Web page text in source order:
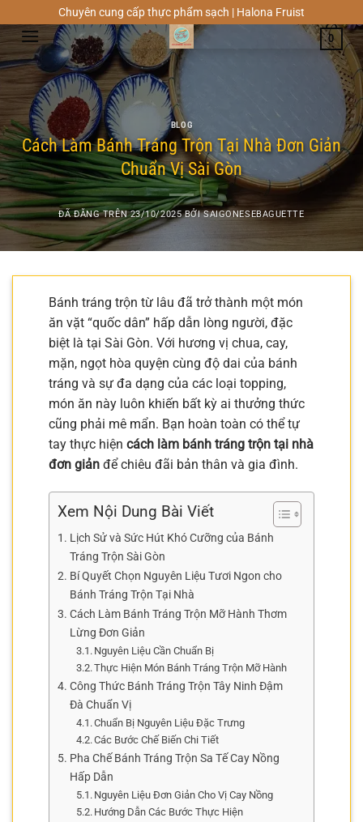
đến
nội
dung
Chuyên cung cấp thực phẩm sạch | Halona Fruist
0
BLOG
Cách Làm Bánh Tráng Trộn Tại Nhà Đơn Giản
Chuẩn Vị Sài Gòn
ĐÃ ĐĂNG TRÊN23/10/2025 BỞISAIGONESEBAGUETTE
Bánh tráng trộn từ lâu đã trở thành một món
ăn vặt “quốc dân” hấp dẫn lòng người, đặc
biệt là tại Sài Gòn. Với hương vị chua, cay,
mặn, ngọt hòa quyện cùng độ dai của bánh
tráng và sự đa dạng của các loại topping,
món ăn này luôn khiến bất kỳ ai thưởng thức
cũng phải mê mẩn. Bạn hoàn toàn có thể tự
tay thực hiện cách làm bánh tráng trộn tại nhà
đơn giản để chiêu đãi bản thân và gia đình.
Xem Nội Dung Bài Viết
Lịch Sử và Sức Hút Khó Cưỡng của Bánh
Tráng Trộn Sài Gòn
Bí Quyết Chọn Nguyên Liệu Tươi Ngon cho
Bánh Tráng Trộn Tại Nhà
Cách Làm Bánh Tráng Trộn Mỡ Hành Thơm
Lừng Đơn Giản
Nguyên Liệu Cần Chuẩn Bị
Thực Hiện Món Bánh Tráng Trộn Mỡ Hành
Công Thức Bánh Tráng Trộn Tây Ninh Đậm
Đà Chuẩn Vị
Chuẩn Bị Nguyên Liệu Đặc Trưng
Các Bước Chế Biến Chi Tiết
Pha Chế Bánh Tráng Trộn Sa Tế Cay Nồng
Hấp Dẫn
Nguyên Liệu Đơn Giản Cho Vị Cay Nồng
Hướng Dẫn Các Bước Thực Hiện